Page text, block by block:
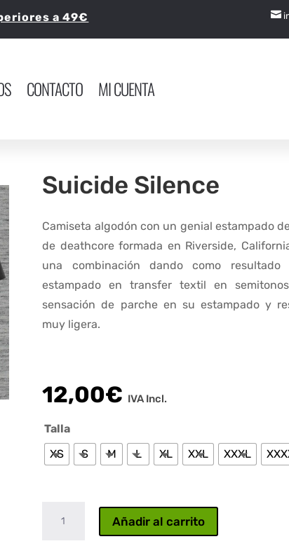
a 49€ 
CONTACTO MI CUENTA
Suicide Silence
Camiseta algodón con un genial estampado
de deathcore formada en Riverside,
una combinación dando como
estampado en transfer textil en
sensación de parche en su estampado y
muy ligera.
12,00€ IVA Incl.
Talla
XS
S M L XL XXL XXXL
Añadir al carrito